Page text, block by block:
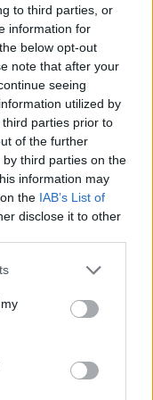
to third parties, or
information for
below opt-out
note that after your
seeing
utilized by
parties prior to
of the further
third parties on the
information may
the IAB’s List of
disclose it to other
tiene lo de blototh
750 incluye todo
que no
importante o no, a mi
el Garmin 765t,
como TomTom)
se exactamente que
algo mas sobre el